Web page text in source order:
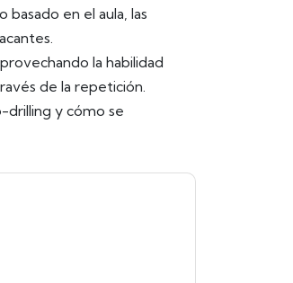
en el aula, las
la habilidad
de la repetición.
drilling y cómo se